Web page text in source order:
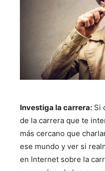
Investiga la carrera: Si
de la carrera que te
más cercano que
ese mundo y ver si
en Internet sobre la